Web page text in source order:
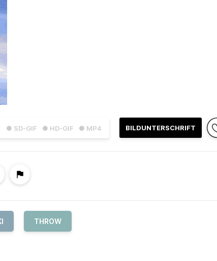
● SD-GIF ● HD-GIF ● MP4 BILDUNTERSCHRIFT
THROW